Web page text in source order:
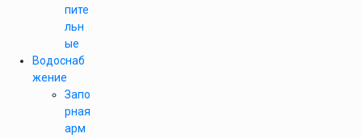
пите
льн
ые
Водоснаб
жение
Запо
рная
арм